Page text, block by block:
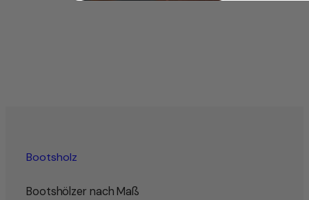
Bootsholz
Bootshölzer nach Maß